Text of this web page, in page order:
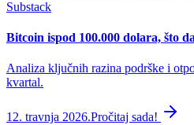
Substack
Bitcoin ispod 100.000 dolara, što
Analiza ključnih razina podrške i
kvartal.
12. travnja 2026.Pročitaj sada!